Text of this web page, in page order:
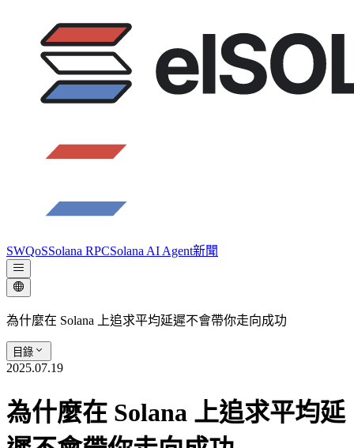
SWQoSSolana RPCSolana AI Agent新聞
為什麼在 Solana 上追求平均延遲不會帶你走向成功
目錄
2025.07.19
為什麼在 Solana 上追求平均延